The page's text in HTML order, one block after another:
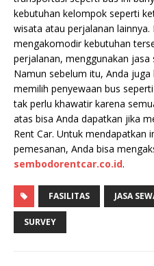
kebutuhan kelompok seperti
wisata atau perjalanan lainnya.
mengakomodir kebutuhan
perjalanan, menggunakan
Namun sebelum itu, Anda
memilih penyewaan bus
tak perlu khawatir karena
atas bisa Anda dapatkan jika
Rent Car. Untuk mendapatkan
pemesanan, Anda bisa
sembodorentcar.co.id.
FASILITAS JASA
SURVEY